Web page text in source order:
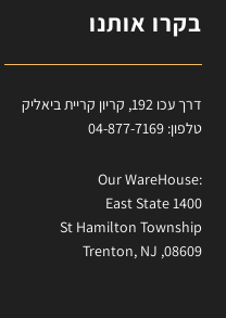
בקרו אותנו
דרך עכו 192, קריון קריית ביאליק
טלפון: 04-877-7169
:Our WareHouse
East State 1400
St Hamilton Township
Trenton, NJ ,08609